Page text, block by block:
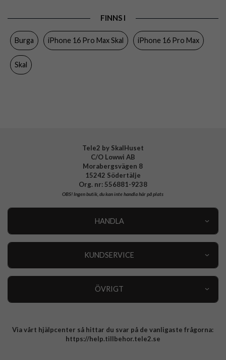
Färg Flerfärgad
Material
Varumärke
FINNS I
Burga iPhone 16 Pro Max Skal iPhone 16 Pro Max
Skal
Tele2 by SkalHuset
C/O Lowwi AB
Morabergsvägen 8
15242 Södertälje
Org. nr: 556881-9238
OBS!Ingen butik, du kan inte handla här på plats
HANDLA
KUNDSERVICE
ÖVRIGT
Integritetspolicy
Via vårt hjälpcenter så hittar du svar på de vanligaste frågorna:
https://help.tillbehor.tele2.se